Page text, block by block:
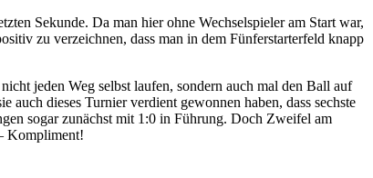
Sekunde. Da man hier ohne Wechselspieler am Start war,
zu verzeichnen, dass man in dem Fünferstarterfeld knapp
jeden Weg selbst laufen, sondern auch mal den Ball auf
dieses Turnier verdient gewonnen haben, dass sechste
sogar zunächst mit 1:0 in Führung. Doch Zweifel am
Kompliment!